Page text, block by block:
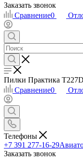
Заказать звонок
Сравнение0
Пилки Практика
Сравнение0
Телефоны
+7 391 277-16-29
Заказать звонок